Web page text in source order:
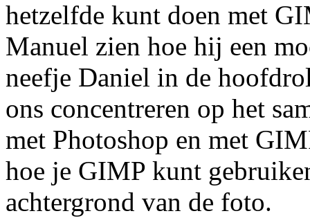
hetzelfde kunt doen met
Manuel zien hoe hij een
neefje Daniel in de
ons concentreren op het
met Photoshop en met
hoe je GIMP kunt
achtergrond van de foto.